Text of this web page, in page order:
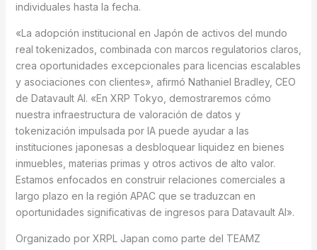
individuales hasta la fecha.
«La adopción institucional en Japón de activos del mundo
real tokenizados, combinada con marcos regulatorios claros,
crea oportunidades excepcionales para licencias escalables
y asociaciones con clientes», afirmó Nathaniel Bradley, CEO
de Datavault AI. «En XRP Tokyo, demostraremos cómo
nuestra infraestructura de valoración de datos y
tokenización impulsada por IA puede ayudar a las
instituciones japonesas a desbloquear liquidez en bienes
inmuebles, materias primas y otros activos de alto valor.
Estamos enfocados en construir relaciones comerciales a
largo plazo en la región APAC que se traduzcan en
oportunidades significativas de ingresos para Datavault AI».
Organizado por XRPL Japan como parte del TEAMZ